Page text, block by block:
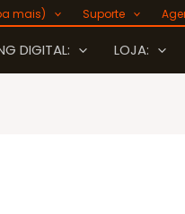
mais) Suporte
DIGITAL: LOJA: